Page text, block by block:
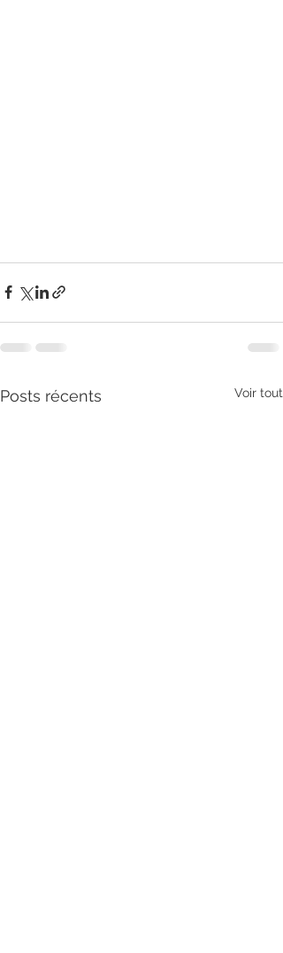
Posts récents Voir tout